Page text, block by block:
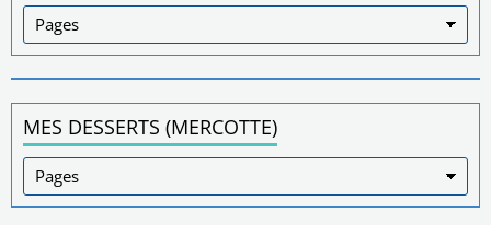
MES DESSERTS (MERCOTTE)